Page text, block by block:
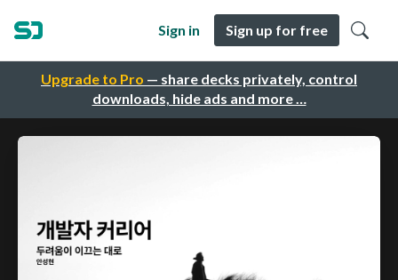
Upgrade to Pro — share decks privately, control
downloads, hide ads and more …
Sign in Sign up for free